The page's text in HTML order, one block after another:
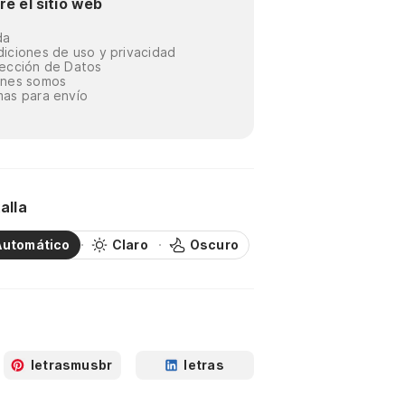
el sitio web
de uso y privacidad
de Datos
somos
para envío
Claro Oscuro
letrasmusbr letras